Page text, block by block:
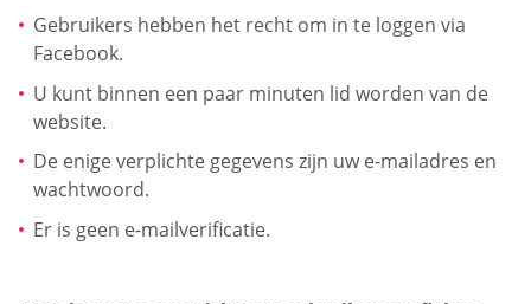
Gebruikers hebben het recht om in te loggen via
Facebook.
U kunt binnen een paar minuten lid worden van de
website.
De enige verplichte gegevens zijn uw e-mailadres en
wachtwoord.
Er is geen e-mailverificatie.